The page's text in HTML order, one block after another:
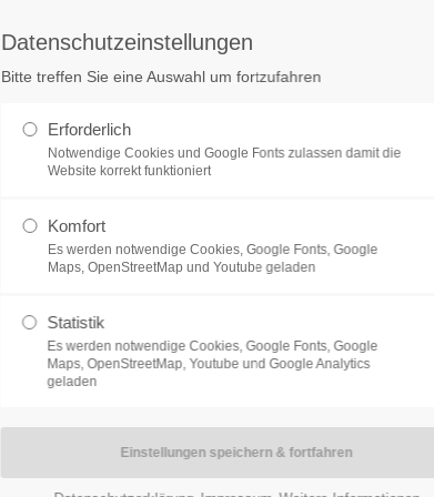
Glossar
Ein Pfandschloss bietet Ihnen eine einfache und
verwahren. Mit seiner cleveren Konstruktion können
Datenschutzeinstellungen
Bitte treffen Sie eine Auswahl um fortzufahren
Erforderlich
Notwendige Cookies und Google Fonts zulassen damit die
Website korrekt funktioniert
Komfort
Es werden notwendige Cookies, Google Fonts, Google
Maps, OpenStreetMap und Youtube geladen
Statistik
Es werden notwendige Cookies, Google Fonts, Google
Maps, OpenStreetMap, Youtube und Google Analytics
geladen